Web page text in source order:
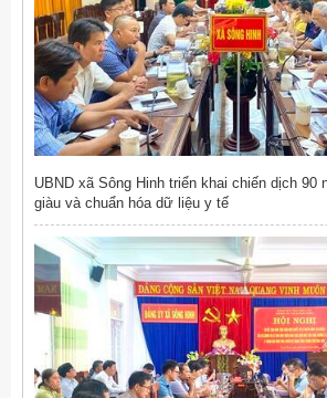
UBND xã Sông Hinh triển khai chiến dịch 90
giàu và chuẩn hóa dữ liệu y tế